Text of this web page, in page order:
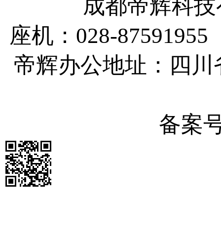
成都帝辉科
座机：028-
帝辉办公地址：四
备案